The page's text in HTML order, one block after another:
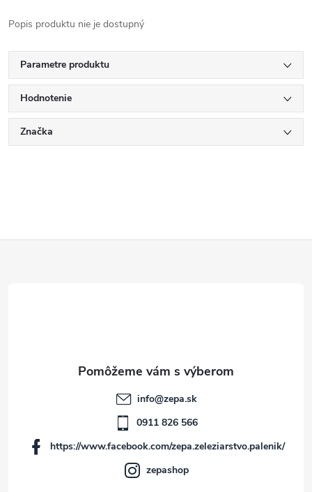
Popis produktu nie je dostupný
Parametre produktu
Hodnotenie
Značka
info@zepa.sk
0911 826 566
https://www.facebook.com/zepa.zeleziarstvo.palenik/
zepashop